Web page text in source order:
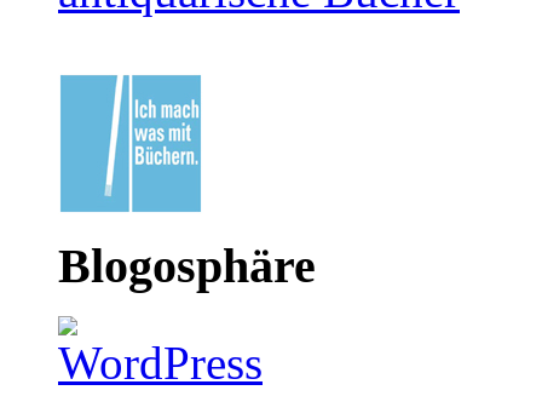
Blogosphäre